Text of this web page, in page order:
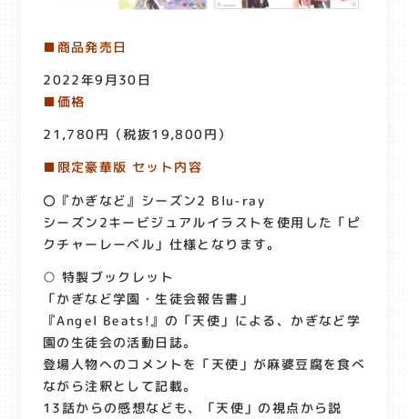
■商品発売日
2022年9月30日
■価格
21,780円（税抜19,800円）
■限定豪華版 セット内容
〇『かぎなど』シーズン2 Blu-ray
シーズン2キービジュアルイラストを使用した「ピ
クチャーレーベル」仕様となります。
○ 特製ブックレット
「かぎなど学園・生徒会報告書」
『Angel Beats!』の「天使」による、かぎなど学
園の生徒会の活動日誌。
登場人物へのコメントを「天使」が麻婆豆腐を食べ
ながら注釈として記載。
13話からの感想なども、「天使」の視点から説